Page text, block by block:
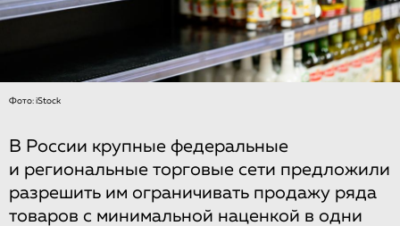
Фото: iStock
В России крупные федеральные
и региональные торговые сети предложили
разрешить им ограничивать продажу ряда
товаров с минимальной наценкой в одни